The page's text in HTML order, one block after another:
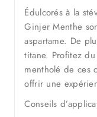
Édulcorés à la
Ginjer Menthe
aspartame. De
titane. Profitez
mentholé de ces
offrir une
Conseils